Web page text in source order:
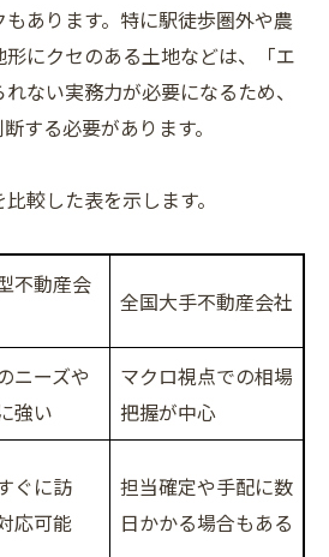
あります。特に駅徒歩圏外や農
にクセのある土地などは、「エ
ない実務力が必要になるため、
する必要があります。
較した表を示します。
不動産会
全国大手不動産会社
ニーズや
強い
マクロ視点での相場
把握が中心
ぐに訪
応可能
担当確定や手配に数
日かかる場合もある